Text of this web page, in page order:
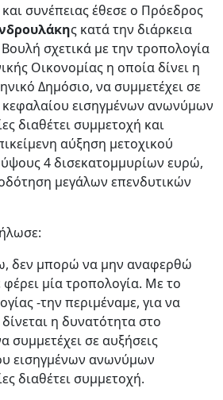
συνέπειας έθεσε ο Πρόεδρος
ς κατά την διάρκεια
σχετικά με την τροπολογία
Οικονομίας η οποία δίνει η
Δημόσιο, να συμμετέχει σε
κεφαλαίου εισηγμένων ανωνύμων
διαθέτει συμμετοχή και
αύξηση μετοχικού
4 δισεκατομμυρίων ευρώ,
μεγάλων επενδυτικών
δεν μπορώ να μην αναφερθώ
φέρει μία τροπολογία. Με το
-την περιμέναμε, για να
δίνεται η δυνατότητα στο
συμμετέχει σε αυξήσεις
εισηγμένων ανωνύμων
διαθέτει συμμετοχή.